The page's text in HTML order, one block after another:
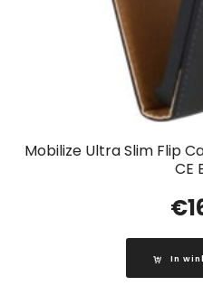
Mobilize Ultra Slim Flip
CE
€
In